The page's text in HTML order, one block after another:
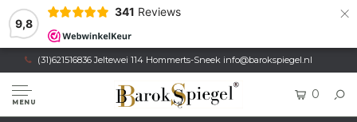
9,8
341 Reviews ×
(31)621516836 Jeltewei 114 Hommerts-Sneek info@barokspiegel.nl
MENU
0